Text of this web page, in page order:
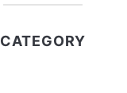
CATEGORY